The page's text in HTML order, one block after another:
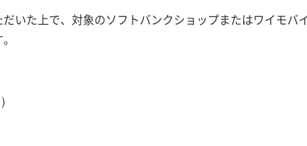
いた上で、対象のソフトバンクショップまたはワイモバ